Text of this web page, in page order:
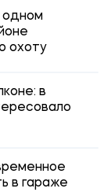
одном
охоту
в
в гараже